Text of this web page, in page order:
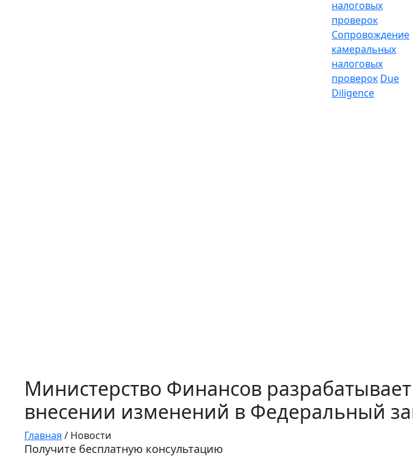
налоговых
проверок
Сопровождение
камеральных
налоговых
проверок Due
Diligence
Министерство Финансов
внесении изменений в Федеральный
Главная / Новости
Получите бесплатную консультацию